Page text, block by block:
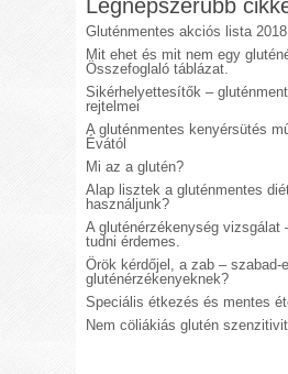
Legnépszerűbb
Gluténmentes akciós lista
Mit ehet és mit nem egy
Összefoglaló táblázat.
Sikérhelyettesítők –
rejtelmei
A gluténmentes kenyérsütés
Évától
Mi az a glutén?
Alap lisztek a gluténmentes
használjunk?
A gluténérzékenység vizsgálat
tudni érdemes.
Örök kérdőjel, a zab – szabad-
gluténérzékenyeknek?
Speciális étkezés és mentes
Nem cöliákiás glutén